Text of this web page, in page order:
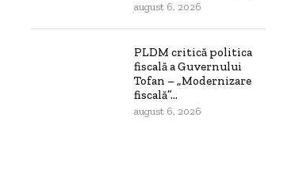
august 6, 2026
PLDM critică politica
fiscală a Guvernului
Tofan – „Modernizare
fiscală”...
august 6, 2026